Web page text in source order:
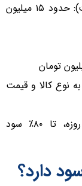
هزینه سفر (پرواز رفت‌وبرگشت + ۲ شب اقامت): حدود ۱۵ میلیون
(بسته به نوع کالا و قیمت
یعنی شما می‌توانید با یک سفر ۲ تا ۳ روزه، تا ۸۰٪ سود
دارد؟